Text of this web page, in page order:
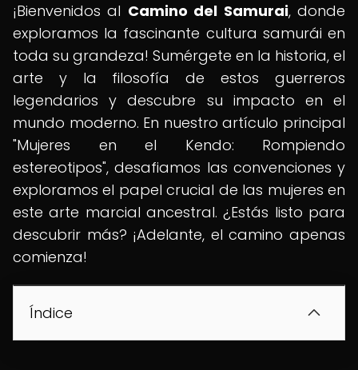
¡Bienvenidos al Camino del Samurai, donde
exploramos la fascinante cultura samurái en
toda su grandeza! Sumérgete en la historia, el
arte y la filosofía de estos guerreros
legendarios y descubre su impacto en el
mundo moderno. En nuestro artículo principal
"Mujeres en el Kendo: Rompiendo
estereotipos", desafiamos las convenciones y
exploramos el papel crucial de las mujeres en
este arte marcial ancestral. ¿Estás listo para
descubrir más? ¡Adelante, el camino apenas
comienza!
Índice